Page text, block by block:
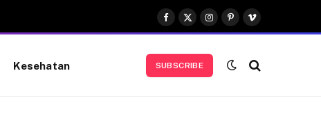
Facebook
X
(Twitter)
Instagram
Pinterest
Vimeo
Kesehatan SUBSCRIBE